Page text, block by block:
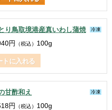
り鳥取境港産真いわし蒲焼 冷凍
円 （税込） 100g
トに入れる
甘酢和え 冷凍
円 （税込） 100g